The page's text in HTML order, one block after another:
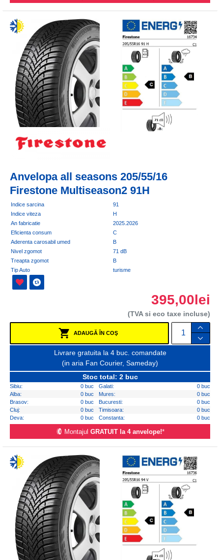
Anvelopa all seasons 205/55/16
Firestone Multiseason2 91H
Indice sarcina
91
Indice viteza
H
An fabricatie
2025.2026
Eficienta consum
C
Aderenta carosabil umed
B
Nivel zgomot
71 dB
Treapta zgomot
B
Tip Auto
turisme
395,00lei
(TVA si eco taxe incluse)
ADAUGĂ ÎN COŞ
Livrare gratuita la 4 buc. comandate
(in aria Fan Courier, Sameday)
Stoc total: 2 buc
Sibiu: 0 buc Galati:
0 buc
Alba:
0 buc Mures:
0 buc
Brasov:
0 buc Bucuresti:
0 buc
Cluj:
0 buc Timisoara:
0 buc
Deva:
0 buc Constanta: 0 buc
Montajul GRATUIT la 4 anvelope!*